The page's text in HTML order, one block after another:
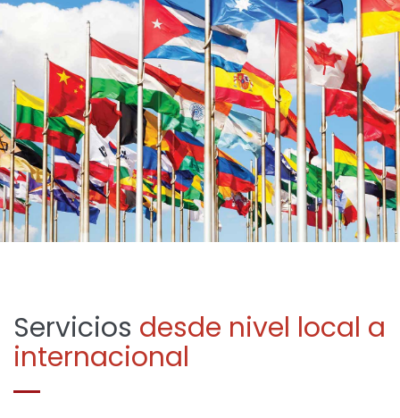
Servicios desde nivel local a
internacional